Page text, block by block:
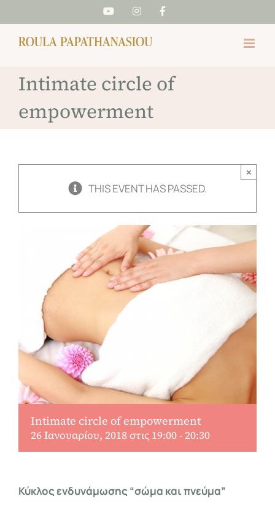
to
content
YouTubeInstagram
Intimate circle of
empowerment
THIS EVENT HAS PASSED.
×
Intimate circle of empowerment
26 Ιανουαρίου, 2018 στις 19:00- 20:30
Κύκλος ενδυνάμωσης “σώμα και πνεύμα”